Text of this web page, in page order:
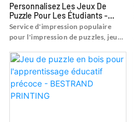
Personnalisez Les Jeux De
Puzzle Pour Les Étudiants -
BESTRAND PRINTING
Service d'impression populaire
pour l'impression de puzzles, jeux
des détails et des prix sur
l'impression de puzzles de puzzle
auprès d'un service d'impression
populaire pour l'impression de
puzzles, jeux de puzzles pour